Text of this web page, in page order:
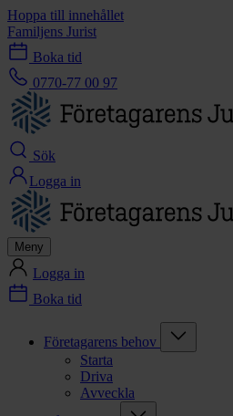
Hoppa till innehållet
Familjens Jurist
Boka tid
0770-77 00 97
Sök
Logga in
Meny
Logga in
Boka tid
Företagarens behov
Starta
Driva
Avveckla